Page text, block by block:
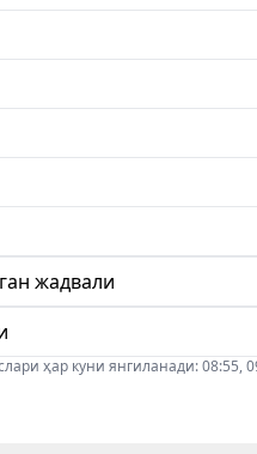
жадвали
ҳар куни янгиланади: 08:55,